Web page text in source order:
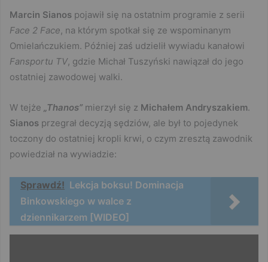
Marcin Sianos pojawił się na ostatnim programie z serii
Face 2 Face, na którym spotkał się ze wspominanym
Omielańczukiem. Później zaś udzielił wywiadu kanałowi
Fansportu TV, gdzie Michał Tuszyński nawiązał do jego
ostatniej zawodowej walki.
W tejże „Thanos” mierzył się z Michałem Andryszakiem.
Sianos przegrał decyzją sędziów, ale był to pojedynek
toczony do ostatniej kropli krwi, o czym zresztą zawodnik
powiedział na wywiadzie:
Sprawdź! Lekcja boksu! Dominacja
Binkowskiego w walce z
dziennikarzem [WIDEO]